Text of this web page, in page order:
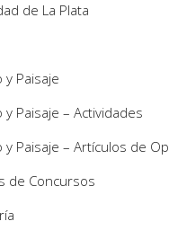
de La Plata
y Paisaje
y Paisaje – Actividades
y Paisaje – Artículos de
de Concursos